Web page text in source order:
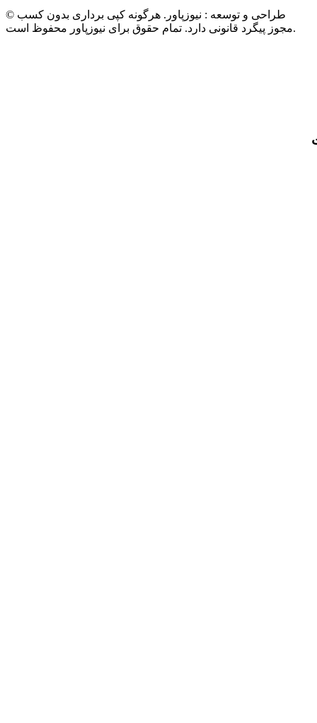
© طراحی و توسعه : نیوزپاور. هرگونه کپی برداری بدون کسب
مجوز پیگرد قانونی دارد. تمام حقوق برای نیوزپاور محفوظ است.